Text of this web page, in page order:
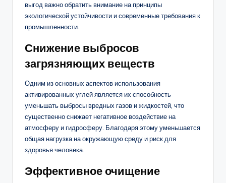
выгод важно обратить внимание на принципы
экологической устойчивости и современные требования к
промышленности.
Снижение выбросов
загрязняющих веществ
Одним из основных аспектов использования
активированных углей является их способность
уменьшать выбросы вредных газов и жидкостей, что
существенно снижает негативное воздействие на
атмосферу и гидросферу. Благодаря этому уменьшается
общая нагрузка на окружающую среду и риск для
здоровья человека.
Эффективное очищение